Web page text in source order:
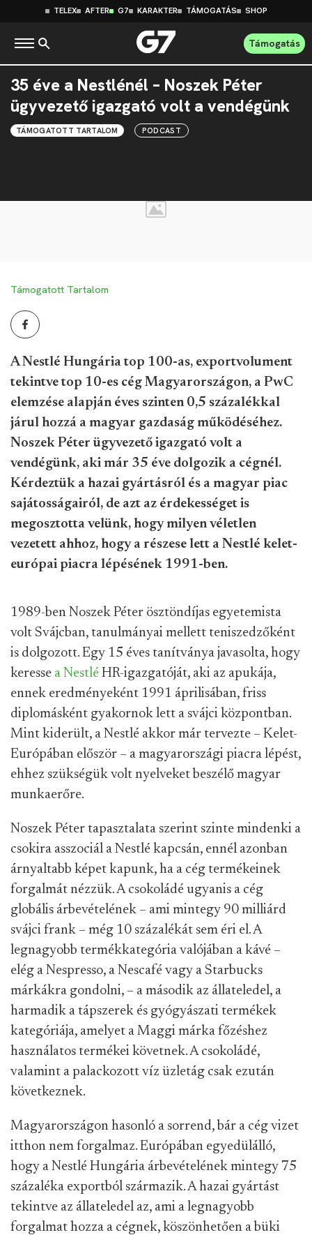
TELEX AFTER G7 KARAKTER TÁMOGATÁS SHOP
Támogatás
35 éve a Nestlénél – Noszek Péter
ügyvezető igazgató volt a vendégünk
TÁMOGATOTT TARTALOM PODCAST
Támogatott Tartalom
A Nestlé Hungária top 100-as, exportvolument
tekintve top 10-es cég Magyarországon, a PwC
elemzése alapján éves szinten 0,5 százalékkal
járul hozzá a magyar gazdaság működéséhez.
Noszek Péter ügyvezető igazgató volt a
vendégünk, aki már 35 éve dolgozik a cégnél.
Kérdeztük a hazai gyártásról és a magyar piac
sajátosságairól, de azt az érdekességet is
megosztotta velünk, hogy milyen véletlen
vezetett ahhoz, hogy a részese lett a Nestlé kelet-
európai piacra lépésének 1991-ben.
1989-ben Noszek Péter ösztöndíjas egyetemista
volt Svájcban, tanulmányai mellett teniszedzőként
is dolgozott. Egy 15 éves tanítványa javasolta, hogy
keresse a Nestlé HR-igazgatóját, aki az apukája,
ennek eredményeként 1991 áprilisában, friss
diplomásként gyakornok lett a svájci központban.
Mint kiderült, a Nestlé akkor már tervezte – Kelet-
Európában először – a magyarországi piacra lépést,
ehhez szükségük volt nyelveket beszélő magyar
munkaerőre.
Noszek Péter tapasztalata szerint szinte mindenki a
csokira asszociál a Nestlé kapcsán, ennél azonban
árnyaltabb képet kapunk, ha a cég termékeinek
forgalmát nézzük. A csokoládé ugyanis a cég
globális árbevételének – ami mintegy 90 milliárd
svájci frank – még 10 százalékát sem éri el. A
legnagyobb termékkategória valójában a kávé –
elég a Nespresso, a Nescafé vagy a Starbucks
márkákra gondolni, – a második az állateledel, a
harmadik a tápszerek és gyógyászati termékek
kategóriája, amelyet a Maggi márka főzéshez
használatos termékei követnek. A csokoládé,
valamint a palackozott víz üzletág csak ezután
következnek.
Magyarországon hasonló a sorrend, bár a cég vizet
itthon nem forgalmaz. Európában egyedülálló,
hogy a Nestlé Hungária árbevételének mintegy 75
százaléka exportból származik. A hazai gyártást
tekintve az állateledel az, ami a legnagyobb
forgalmat hozza a cégnek, köszönhetően a büki